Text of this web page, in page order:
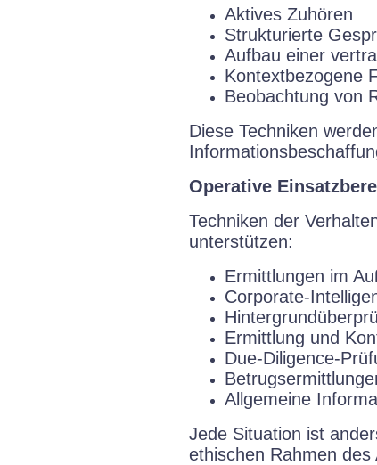
Aktives Zuhören
Strukturierte
Aufbau einer
Kontextbezogene
Beobachtung von
Diese Techniken
Operative
Techniken der
unterstützen:
Ermittlungen im
Corporate-
Ermittlung und
Due-Diligence-
Allgemeine
Jede Situation ist
ethischen Rahmen